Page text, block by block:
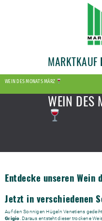
MARKTKAUF
WEIN DES MONATS MÄRZ
WEIN DES
Entdecke unseren Wein
Jetzt in verschiedenen
Auf den Sonnigen Hügeln Venetiens
Grigio . Daraus entsteht dieser trockene